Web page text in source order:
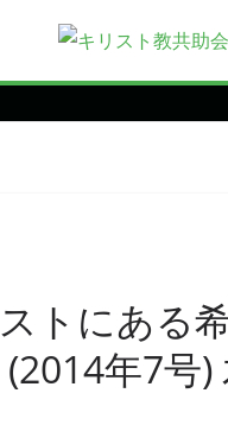
トにある
年7号)